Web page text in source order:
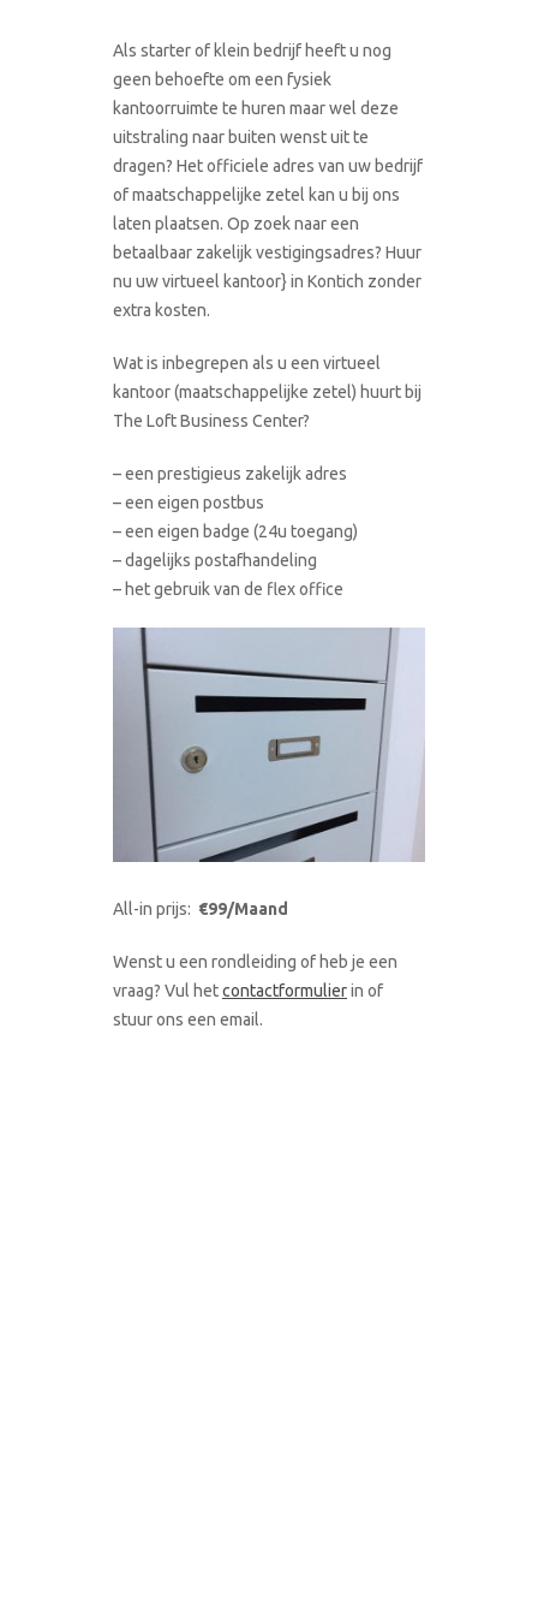
Als starter of klein bedrijf heeft u nog
geen behoefte om een fysiek
kantoorruimte te huren maar wel deze
uitstraling naar buiten wenst uit te
dragen? Het officiele adres van uw bedrijf
of maatschappelijke zetel kan u bij ons
laten plaatsen. Op zoek naar een
betaalbaar zakelijk vestigingsadres? Huur
nu uw virtueel kantoor} in Kontich zonder
extra kosten.
Wat is inbegrepen als u een virtueel
kantoor (maatschappelijke zetel) huurt bij
The Loft Business Center?
– een prestigieus zakelijk adres
– een eigen postbus
– een eigen badge (24u toegang)
– dagelijks postafhandeling
– het gebruik van de flex office
All-in prijs: €99/Maand
Wenst u een rondleiding of heb je een
vraag? Vul hetcontactformulierin of
stuur ons een email.